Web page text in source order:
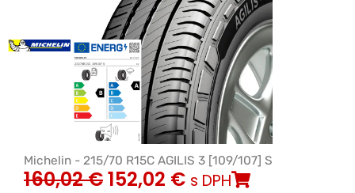
Michelin - 215/70 R15C AGILIS 3 [109/107] S
160,02€152,02 € s DPH